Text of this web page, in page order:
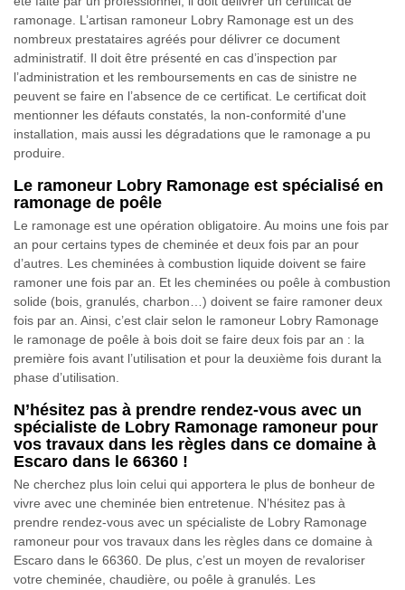
ramonage. L’artisan ramoneur Lobry Ramonage est un des
nombreux prestataires agréés pour délivrer ce document
administratif. Il doit être présenté en cas d’inspection par
l’administration et les remboursements en cas de sinistre ne
peuvent se faire en l’absence de ce certificat. Le certificat doit
mentionner les défauts constatés, la non-conformité d'une
installation, mais aussi les dégradations que le ramonage a pu
produire.
Le ramoneur Lobry Ramonage est spécialisé en
ramonage de poêle
Le ramonage est une opération obligatoire. Au moins une fois par
an pour certains types de cheminée et deux fois par an pour
d’autres. Les cheminées à combustion liquide doivent se faire
ramoner une fois par an. Et les cheminées ou poêle à combustion
solide (bois, granulés, charbon…) doivent se faire ramoner deux
fois par an. Ainsi, c’est clair selon le ramoneur Lobry Ramonage
le ramonage de poêle à bois doit se faire deux fois par an : la
première fois avant l’utilisation et pour la deuxième fois durant la
phase d’utilisation.
N’hésitez pas à prendre rendez-vous avec un
spécialiste de Lobry Ramonage ramoneur pour
vos travaux dans les règles dans ce domaine à
Escaro dans le 66360 !
Ne cherchez plus loin celui qui apportera le plus de bonheur de
vivre avec une cheminée bien entretenue. N’hésitez pas à
prendre rendez-vous avec un spécialiste de Lobry Ramonage
ramoneur pour vos travaux dans les règles dans ce domaine à
Escaro dans le 66360. De plus, c’est un moyen de revaloriser
votre cheminée, chaudière, ou poêle à granulés. Les